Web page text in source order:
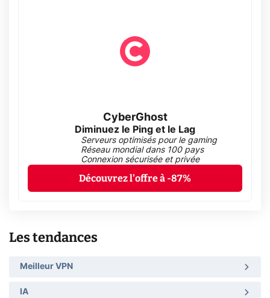
CyberGhost
Diminuez le Ping et le Lag
Serveurs optimisés pour le gaming
Réseau mondial dans 100 pays
Connexion sécurisée et privée
Découvrez l'offre à -87%
Les tendances
Meilleur VPN
IA